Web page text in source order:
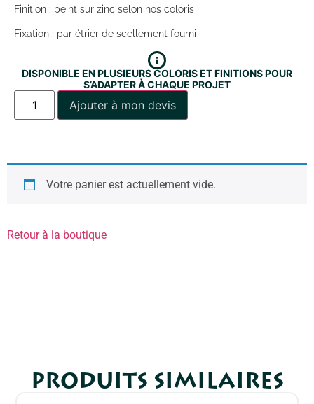
Finition : peint sur zinc selon nos coloris
Fixation : par étrier de scellement fourni
DISPONIBLE EN PLUSIEURS COLORIS ET FINITIONS POUR
S’ADAPTER À CHAQUE PROJET
Ajouter à mon devis
Votre panier est actuellement vide.
Retour à la boutique
PRODUITS SIMILAIRES